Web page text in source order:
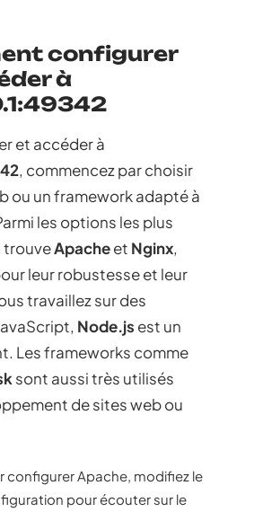
configurer
à
et accéder à
, commencez par choisir
ou un framework adapté à
les options les plus
trouveApacheet Nginx,
leur robustesse et leur
travaillez sur des
Node.js est un
Les frameworks comme
sont aussi très utilisés
de sites web ou
configurer Apache, modifiez le
pour écouter sur le